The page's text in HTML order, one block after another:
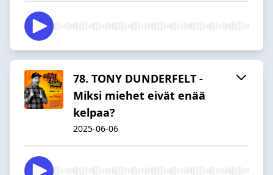
78. TONY DUNDERFELT -
Miksi miehet eivät enää
kelpaa?
2025-06-06